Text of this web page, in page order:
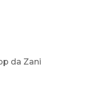
da Zani